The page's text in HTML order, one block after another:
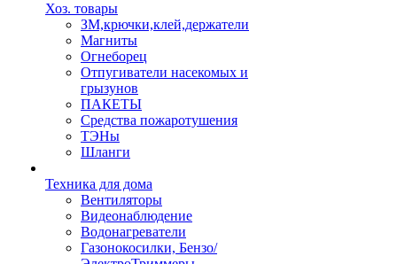
Хоз. товары
ЗМ,крючки,клей,держатели
Магниты
Огнеборец
Отпугиватели насекомых и
грызунов
ПАКЕТЫ
Средства пожаротушения
ТЭНы
Шланги
Техника для дома
Вентиляторы
Видеонаблюдение
Водонагреватели
Газонокосилки, Бензо/